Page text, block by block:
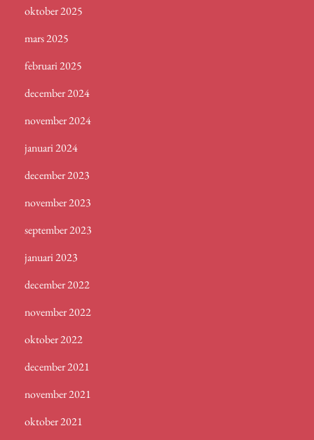
oktober 2025
mars 2025
februari 2025
december 2024
november 2024
januari 2024
december 2023
november 2023
september 2023
januari 2023
december 2022
november 2022
oktober 2022
december 2021
november 2021
oktober 2021